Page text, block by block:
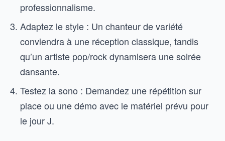
professionnalisme.
Adaptez le style : Un chanteur de variété
conviendra à une réception classique, tandis
qu’un artiste pop/rock dynamisera une soirée
dansante.
Testez la sono : Demandez une répétition sur
place ou une démo avec le matériel prévu pour
le jour J.